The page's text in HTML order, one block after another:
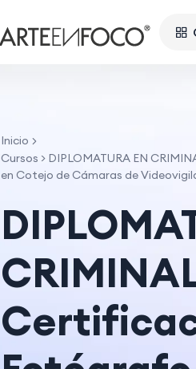
Inicio
Cursos >DIPLOMATURA EN
en Cotejo de Cámaras de